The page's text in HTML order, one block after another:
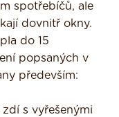
spotřebíčů, ale
dovnitř okny.
do 15
popsaných v
především:
s vyřešenými